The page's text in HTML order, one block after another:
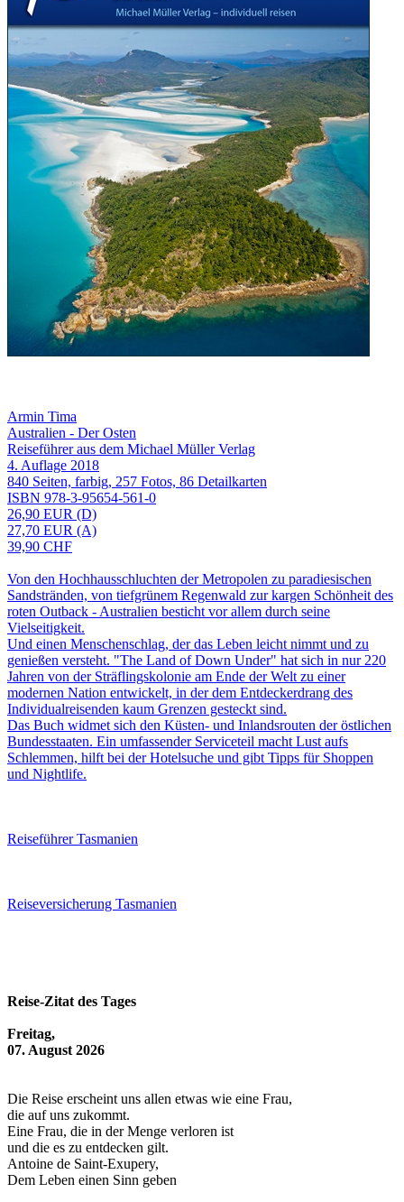
Armin Tima
Australien - Der Osten
Reiseführer aus dem Michael Müller Verlag
4. Auflage 2018
840 Seiten, farbig, 257 Fotos, 86 Detailkarten
ISBN 978-3-95654-561-0
26,90 EUR (D)
27,70 EUR (A)
39,90 CHF
Von den Hochhausschluchten der Metropolen zu paradiesischen
Sandstränden, von tiefgrünem Regenwald zur kargen Schönheit des
roten Outback - Australien besticht vor allem durch seine
Vielseitigkeit.
Und einen Menschenschlag, der das Leben leicht nimmt und zu
genießen versteht. "The Land of Down Under" hat sich in nur 220
Jahren von der Sträflingskolonie am Ende der Welt zu einer
modernen Nation entwickelt, in der dem Entdeckerdrang des
Individualreisenden kaum Grenzen gesteckt sind.
Das Buch widmet sich den Küsten- und Inlandsrouten der östlichen
Bundesstaaten. Ein umfassender Serviceteil macht Lust aufs
Schlemmen, hilft bei der Hotelsuche und gibt Tipps für Shoppen
und Nightlife.
Reiseführer Tasmanien
Reiseversicherung Tasmanien
Reise-Zitat des Tages
Freitag,
07. August 2026
Die Reise erscheint uns allen etwas wie eine Frau,
die auf uns zukommt.
Eine Frau, die in der Menge verloren ist
und die es zu entdecken gilt.
Antoine de Saint-Exupery,
Dem Leben einen Sinn geben